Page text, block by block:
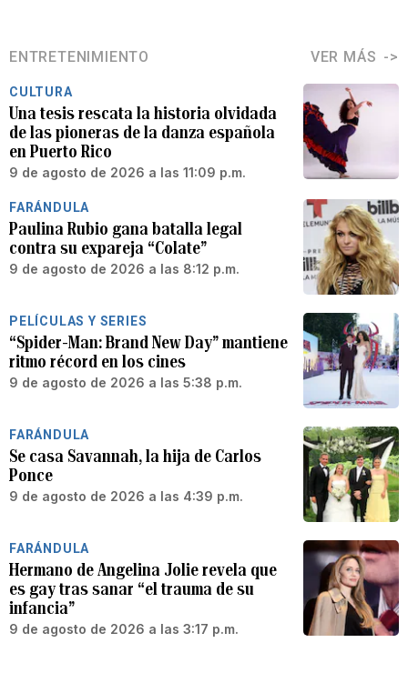
ENTRETENIMIENTO VER MÁS
CULTURA
Una tesis rescata la historia olvidada
de las pioneras de la danza española
en Puerto Rico
9 de agosto de 2026 a las 11:09 p.m.
FARÁNDULA
Paulina Rubio gana batalla legal
contra su expareja “Colate”
9 de agosto de 2026 a las 8:12 p.m.
PELÍCULAS Y SERIES
“Spider-Man: Brand New Day” mantiene
ritmo récord en los cines
9 de agosto de 2026 a las 5:38 p.m.
FARÁNDULA
Se casa Savannah, la hija de Carlos
Ponce
9 de agosto de 2026 a las 4:39 p.m.
FARÁNDULA
Hermano de Angelina Jolie revela que
es gay tras sanar “el trauma de su
infancia”
9 de agosto de 2026 a las 3:17 p.m.